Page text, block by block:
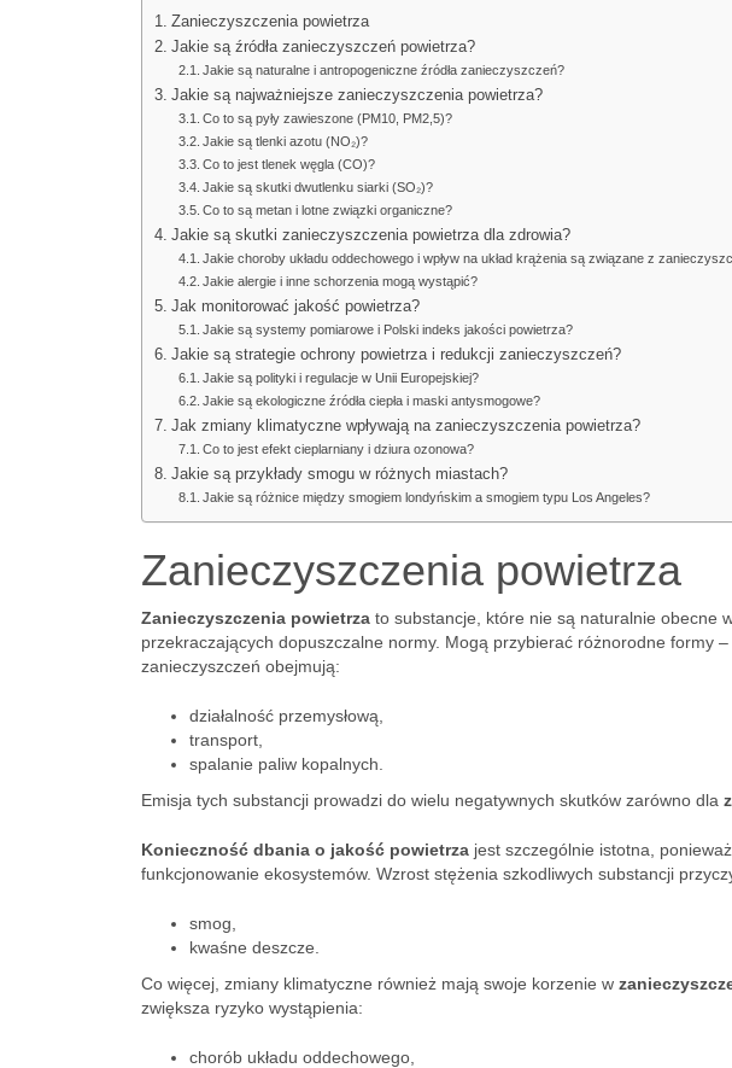
Zanieczyszczenia powietrza
Jakie są źródła zanieczyszczeń powietrza?
Jakie są naturalne i antropogeniczne źródła zanieczyszczeń?
Jakie są najważniejsze zanieczyszczenia powietrza?
Co to są pyły zawieszone (PM10, PM2,5)?
Jakie są tlenki azotu (NO₂)?
Co to jest tlenek węgla (CO)?
Jakie są skutki dwutlenku siarki (SO₂)?
Co to są metan i lotne związki organiczne?
Jakie są skutki zanieczyszczenia powietrza dla zdrowia?
Jakie choroby układu oddechowego i wpływ na układ krążenia są związane z
Jakie alergie i inne schorzenia mogą wystąpić?
Jak monitorować jakość powietrza?
Jakie są systemy pomiarowe i Polski indeks jakości powietrza?
Jakie są strategie ochrony powietrza i redukcji zanieczyszczeń?
Jakie są polityki i regulacje w Unii Europejskiej?
Jakie są ekologiczne źródła ciepła i maski antysmogowe?
Jak zmiany klimatyczne wpływają na zanieczyszczenia powietrza?
Co to jest efekt cieplarniany i dziura ozonowa?
Jakie są przykłady smogu w różnych miastach?
Jakie są różnice między smogiem londyńskim a smogiem typu Los Angeles?
Zanieczyszczenia powietrza
Zanieczyszczenia powietrza to substancje, które nie są naturalnie obecne
przekraczających dopuszczalne normy. Mogą przybierać różnorodne formy –
zanieczyszczeń obejmują:
działalność przemysłową,
transport,
spalanie paliw kopalnych.
Emisja tych substancji prowadzi do wielu negatywnych skutków zarówno dla
Konieczność dbania o jakość powietrza jest szczególnie istotna,
funkcjonowanie ekosystemów. Wzrost stężenia szkodliwych substancji
smog,
kwaśne deszcze.
Co więcej, zmiany klimatyczne również mają swoje korzenie w
zwiększa ryzyko wystąpienia:
chorób układu oddechowego,